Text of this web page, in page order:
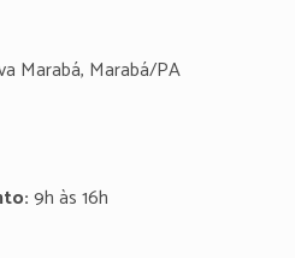
Marabá, Marabá/PA
9h às 16h